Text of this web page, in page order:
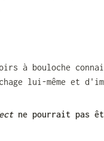
à bouloche
lui-même et
ne pourrait pas